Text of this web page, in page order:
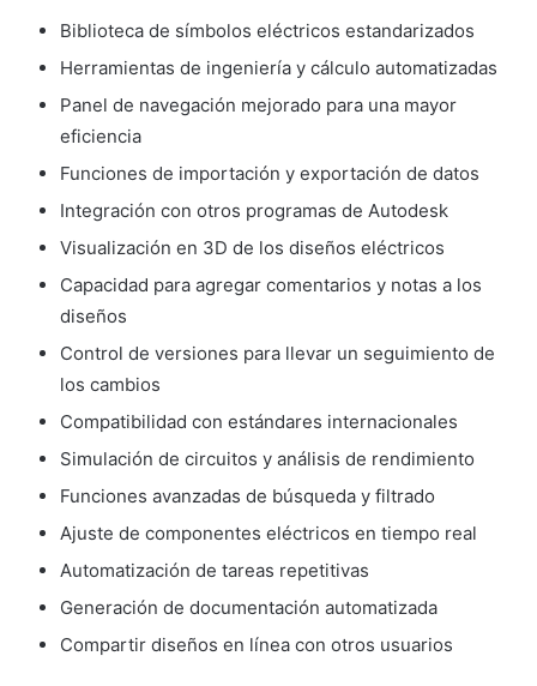
Biblioteca de símbolos eléctricos estandarizados
Herramientas de ingeniería y cálculo automatizadas
Panel de navegación mejorado para una mayor
eficiencia
Funciones de importación y exportación de datos
Integración con otros programas de Autodesk
Visualización en 3D de los diseños eléctricos
Capacidad para agregar comentarios y notas a los
diseños
Control de versiones para llevar un seguimiento de
los cambios
Compatibilidad con estándares internacionales
Simulación de circuitos y análisis de rendimiento
Funciones avanzadas de búsqueda y filtrado
Ajuste de componentes eléctricos en tiempo real
Automatización de tareas repetitivas
Generación de documentación automatizada
Compartir diseños en línea con otros usuarios